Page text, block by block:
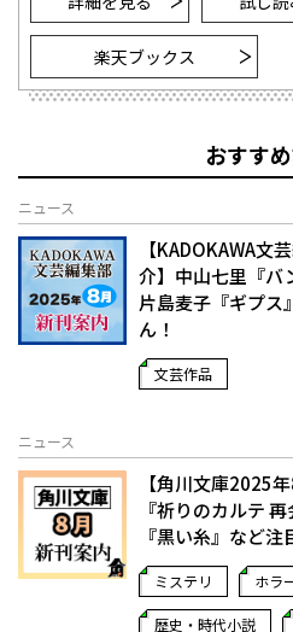
楽天ブックス
おすす
ニュース
【KADOKAWA文
介】中山七里『バ
片島麦子『ギプス
ん！
文芸作品
ニュース
【角川文庫2025
『祈りのカルテ
『黒い糸』など
ミステリ ホラ
歴史・時代小説